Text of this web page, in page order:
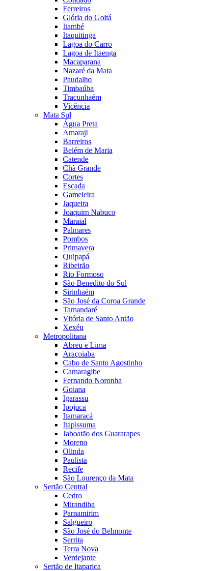
Ferreiros
Glória do Goitá
Itambé
Itaquitinga
Lagoa do Carro
Lagoa de Itaenga
Macaparana
Nazaré da Mata
Paudalho
Timbaúba
Tracunhaém
Vicência
Mata Sul
Água Preta
Amaraji
Barreiros
Belém de Maria
Catende
Chã Grande
Cortes
Escada
Gameleira
Jaqueira
Joaquim Nabuco
Maraial
Palmares
Pombos
Primavera
Quipapá
Ribeirão
Rio Formoso
São Benedito do Sul
Sirinhaém
São José da Coroa Grande
Tamandaré
Vitória de Santo Antão
Xexéu
Metropolitana
Abreu e Lima
Araçoiaba
Cabo de Santo Agostinho
Camaragibe
Fernando Noronha
Goiana
Igarassu
Ipojuca
Itamaracá
Itapissuma
Jaboatão dos Guararapes
Moreno
Olinda
Paulista
Recife
São Lourenço da Mata
Sertão Central
Cedro
Mirandiba
Parnamirim
Salgueiro
São José do Belmonte
Serrita
Terra Nova
Verdejante
Sertão de Itaparica